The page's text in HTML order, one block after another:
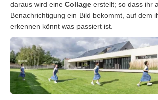
daraus wird eine Collage erstellt; so dass ihr
Benachrichtigung ein Bild bekommt, auf dem
erkennen könnt was passiert ist.